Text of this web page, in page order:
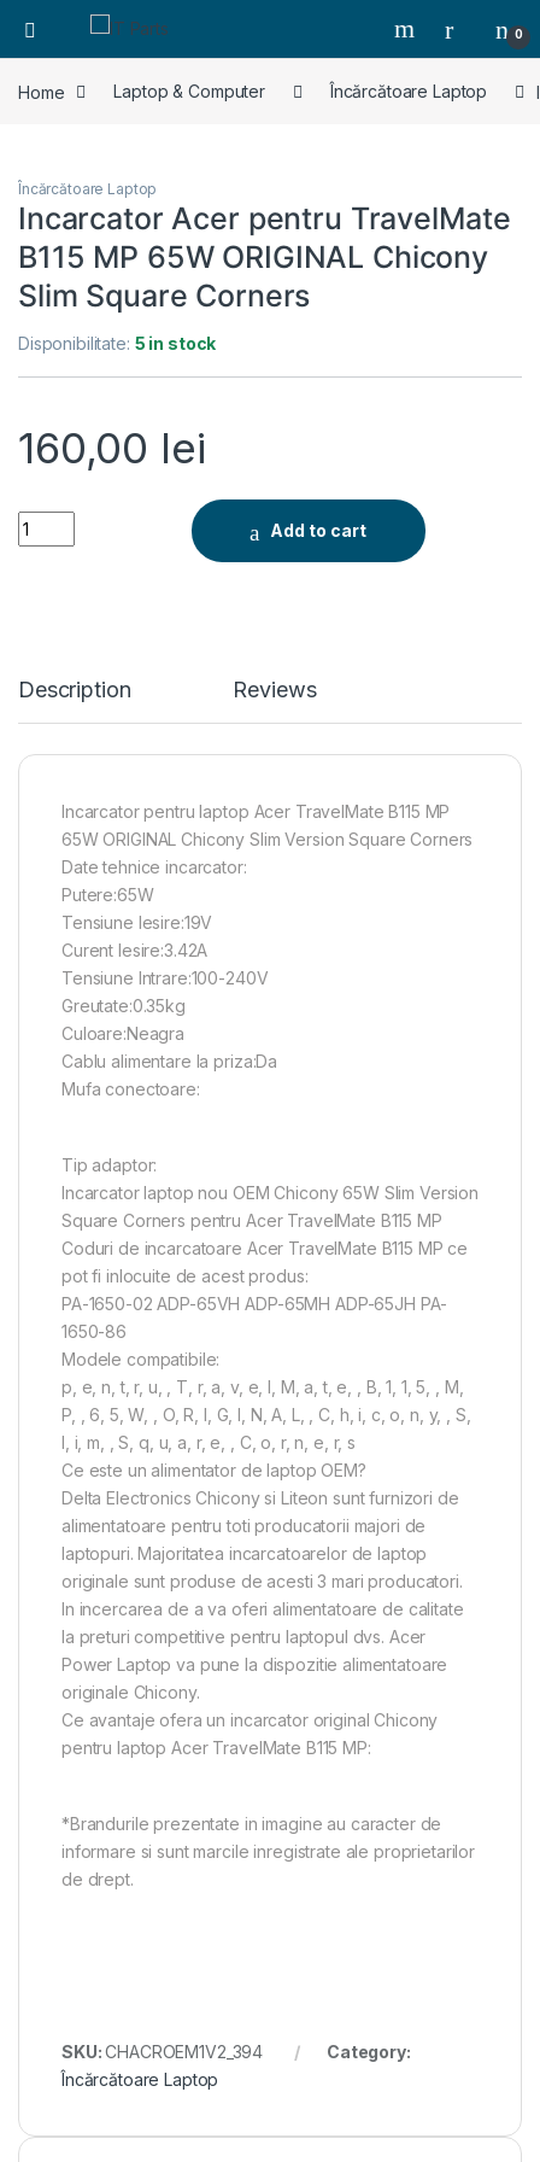
0
Home Laptop & Computer Încărcătoare Laptop
Încărcătoare Laptop
Incarcator Acer pentru TravelMate
B115 MP 65W ORIGINAL Chicony
Slim Square Corners
Disponibilitate: 5 in stock
160,00 lei
Incarcator Acer pentru TravelMate B115 MP 65W ORIGINAL
Add to cart
Description Reviews
Incarcator pentru laptop Acer TravelMate B115 MP
65W ORIGINAL Chicony Slim Version Square Corners
Date tehnice incarcator:
Putere:65W
Tensiune Iesire:19V
Curent Iesire:3.42A
Tensiune Intrare:100-240V
Greutate:0.35kg
Culoare:Neagra
Cablu alimentare la priza:Da
Mufa conectoare:
Tip adaptor:
Incarcator laptop nou OEM Chicony 65W Slim Version
Square Corners pentru Acer TravelMate B115 MP
Coduri de incarcatoare Acer TravelMate B115 MP ce
pot fi inlocuite de acest produs:
PA-1650-02 ADP-65VH ADP-65MH ADP-65JH PA-
1650-86
Modele compatibile:
p, e, n, t, r, u, , T, r, a, v, e, l, M, a, t, e, , B, 1, 1, 5, , M,
P, , 6, 5, W, , O, R, I, G, I, N, A, L, , C, h, i, c, o, n, y, , S,
l, i, m, , S, q, u, a, r, e, , C, o, r, n, e, r, s
Ce este un alimentator de laptop OEM?
Delta Electronics Chicony si Liteon sunt furnizori de
alimentatoare pentru toti producatorii majori de
laptopuri. Majoritatea incarcatoarelor de laptop
originale sunt produse de acesti 3 mari producatori.
In incercarea de a va oferi alimentatoare de calitate
la preturi competitive pentru laptopul dvs. Acer
Power Laptop va pune la dispozitie alimentatoare
originale Chicony.
Ce avantaje ofera un incarcator original Chicony
pentru laptop Acer TravelMate B115 MP:
*Brandurile prezentate in imagine au caracter de
informare si sunt marcile inregistrate ale proprietarilor
de drept.
SKU:CHACROEM1V2_394
Category:
Încărcătoare Laptop